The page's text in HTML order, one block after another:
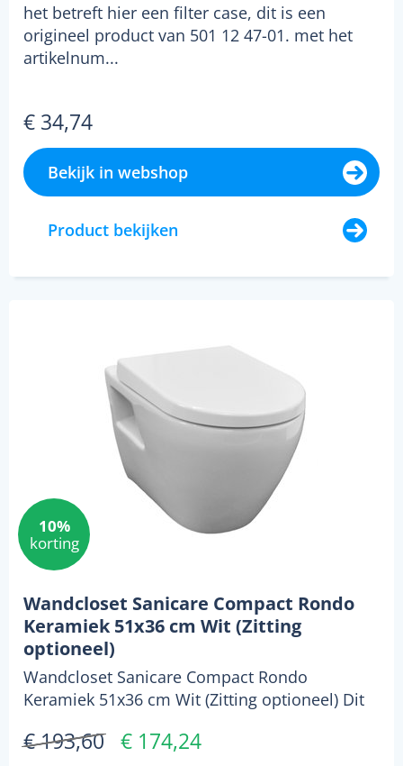
het betreft hier een filter case, dit is een
origineel product van 501 12 47-01. met het
artikelnum...
€ 34,74
Bekijk in webshop
Product bekijken
10%
korting
Wandcloset Sanicare Compact Rondo
Keramiek 51x36 cm Wit (Zitting
optioneel)
Wandcloset Sanicare Compact Rondo
Keramiek 51x36 cm Wit (Zitting optioneel) Dit
€ 193,60 € 174,24